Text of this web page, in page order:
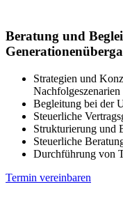
Beratung und
Strategien und
Nachfolgeszenarien
Begleitung bei der
Steuerliche
Strukturierung und
Steuerliche
Durchführung von
Termin vereinbaren